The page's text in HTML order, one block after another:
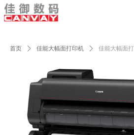
首页 ꄲ 佳能大幅面打印机 ꄲ 佳能大幅面